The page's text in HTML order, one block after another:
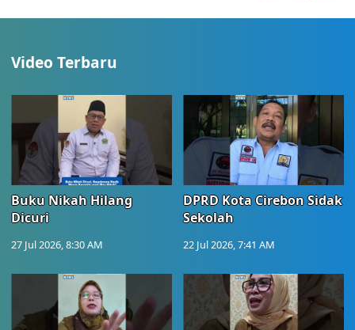
Video Terbaru
Buku Nikah Hilang
Dicuri
27 Jul 2026, 8:30 AM
DPRD Kota Cirebon Sidak
Sekolah
22 Jul 2026, 7:41 AM